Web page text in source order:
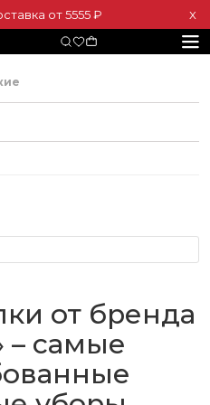
от 5555 ₽ Х
от бренда
– самые